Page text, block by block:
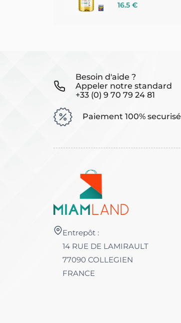
16.5 €
Besoin d'aide ?
Appeler notre standard
+33 (0) 9 70 79 24 81
Paiement 100% securisé
Entrepôt :
14 RUE DE LAMIRAULT
77090 COLLEGIEN
FRANCE